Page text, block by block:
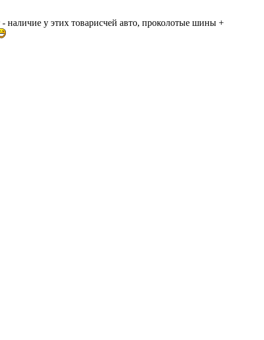
наличие у этих товарисчей авто, проколотые шины +